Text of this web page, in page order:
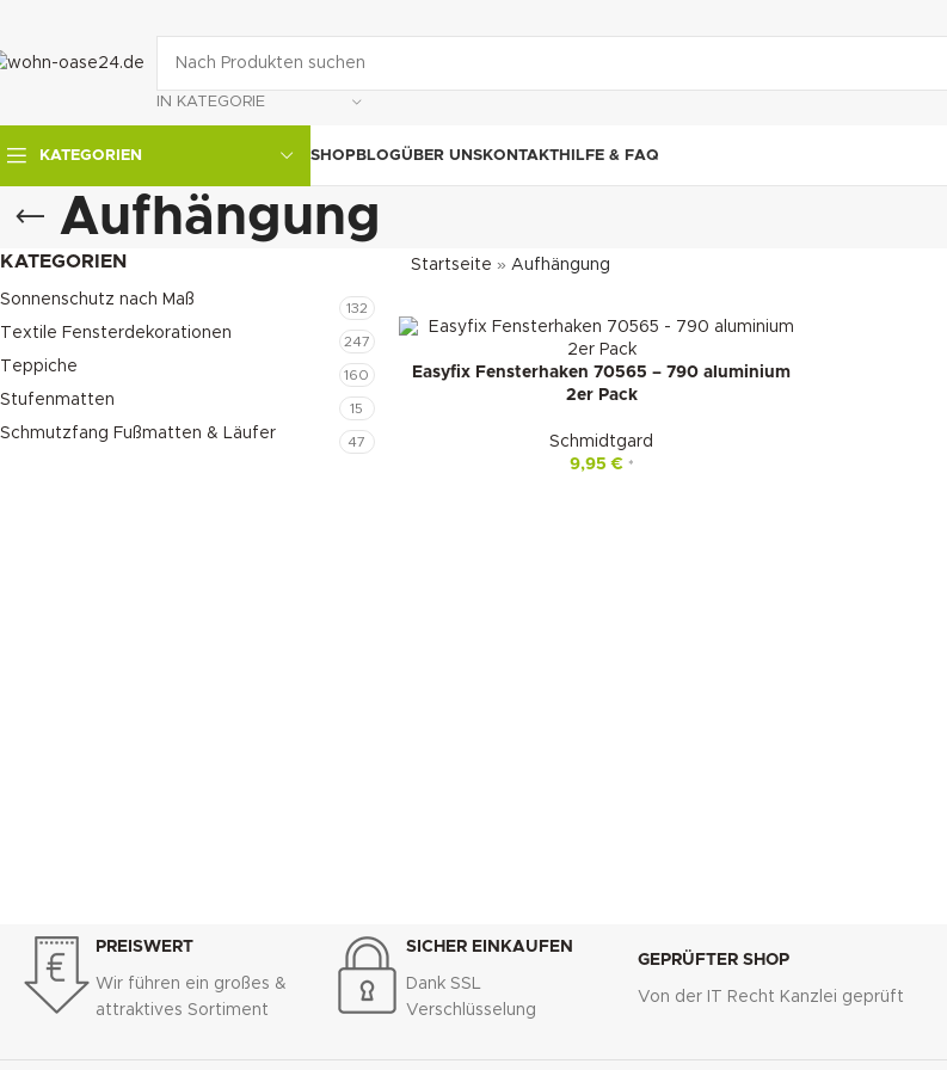
IN KATEGORIE
KATEGORIEN SHOPBLOGÜBER UNSKONTAKTHILFE & FAQ
Aufhängung
KATEGORIEN
Sonnenschutz nach Maß 132
Textile Fensterdekorationen 247
Teppiche 160
Stufenmatten 15
Schmutzfang Fußmatten & Läufer 47
Startseite » Aufhängung
Easyfix Fensterhaken 70565 – 790 aluminium
2er Pack
Schmidtgard
9,95€ *
PREISWERT
Wir führen ein großes &
attraktives Sortiment
SICHER EINKAUFEN
Dank SSL
Verschlüsselung
GEPRÜFTER SHOP
Von der IT Recht Kanzlei geprüft